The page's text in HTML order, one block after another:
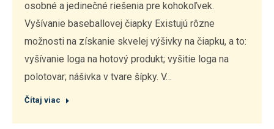
osobné a jedinečné riešenia pre kohokoľvek.
Vyšívanie baseballovej čiapky Existujú rôzne
možnosti na získanie skvelej výšivky na čiapku, a to:
vyšívanie loga na hotový produkt; vyšitie loga na
polotovar; nášivka v tvare šípky. V…
Čítaj viac